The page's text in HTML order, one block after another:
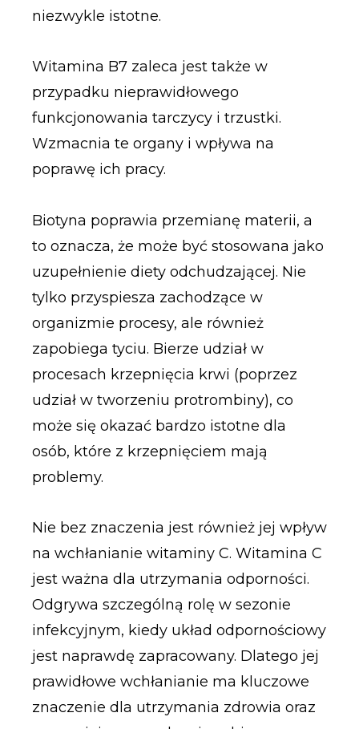
niezwykle istotne.
Witamina B7 zaleca jest także w
przypadku nieprawidłowego
funkcjonowania tarczycy i trzustki.
Wzmacnia te organy i wpływa na
poprawę ich pracy.
Biotyna poprawia przemianę materii, a
to oznacza, że może być stosowana jako
uzupełnienie diety odchudzającej. Nie
tylko przyspiesza zachodzące w
organizmie procesy, ale również
zapobiega tyciu. Bierze udział w
procesach krzepnięcia krwi (poprzez
udział w tworzeniu protrombiny), co
może się okazać bardzo istotne dla
osób, które z krzepnięciem mają
problemy.
Nie bez znaczenia jest również jej wpływ
na wchłanianie witaminy C. Witamina C
jest ważna dla utrzymania odporności.
Odgrywa szczególną rolę w sezonie
infekcyjnym, kiedy układ odpornościowy
jest naprawdę zapracowany. Dlatego jej
prawidłowe wchłanianie ma kluczowe
znaczenie dla utrzymania zdrowia oraz